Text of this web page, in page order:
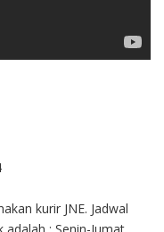
kurir JNE. Jadwal